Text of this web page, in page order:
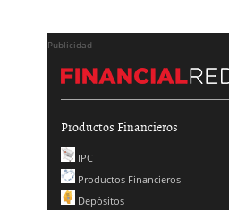
Publicidad
Productos Financieros
IPC
Productos Financieros
Depósitos